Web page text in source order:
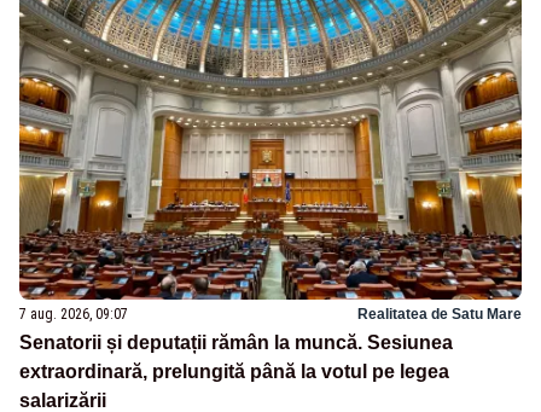
7 aug. 2026, 09:07 Realitatea de Satu Mare
Senatorii și deputații rămân la muncă. Sesiunea
extraordinară, prelungită până la votul pe legea
salarizării